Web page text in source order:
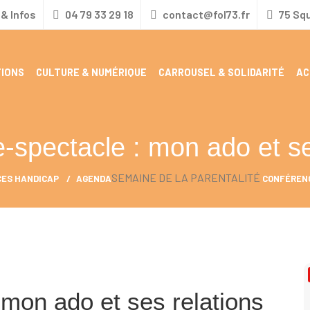
Infos 04 79 33 29 18 contact@fol73.fr 75
CULTURE & NUMÉRIQUE CARROUSEL & SOLIDARITÉ
spectacle : mon ado et
HANDICAP AGENDASEMAINE DE LA PARENTALITÉ
ado et ses relations